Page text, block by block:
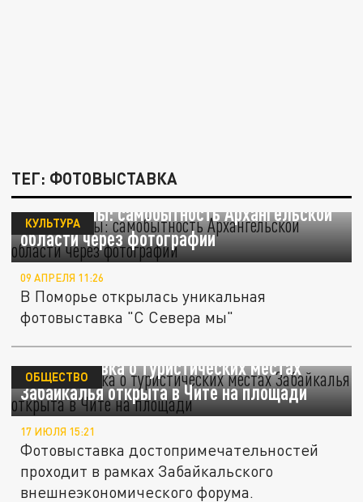
ТЕГ: ФОТОВЫСТАВКА
С Севера мы: самобытность Архангельской
области через фотографии
КУЛЬТУРА
09 АПРЕЛЯ 11:26
В Поморье открылась уникальная
фотовыставка "С Севера мы"
Фотовыставка о туристических местах
Забайкалья открыта в Чите на площади
ОБЩЕСТВО
17 ИЮЛЯ 15:21
Фотовыставка достопримечательностей
проходит в рамках Забайкальского
внешнеэкономического форума.